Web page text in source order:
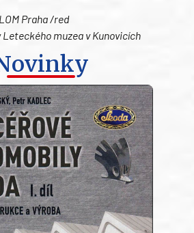
Praha /red
muzea v Kunovicích